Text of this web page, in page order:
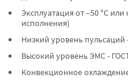
Эксплуатация от –50 °C или
исполнения)
Низкий уровень пульсаций
Высокий уровень ЭМС -
Конвекционное